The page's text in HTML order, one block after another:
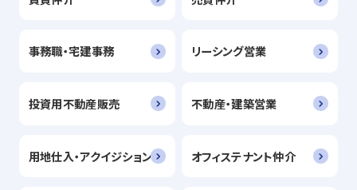
事務職・宅建事務 リーシング営業
投資用不動産販売 不動産・建築営業
用地仕入・アクイジション オフィステナント仲介